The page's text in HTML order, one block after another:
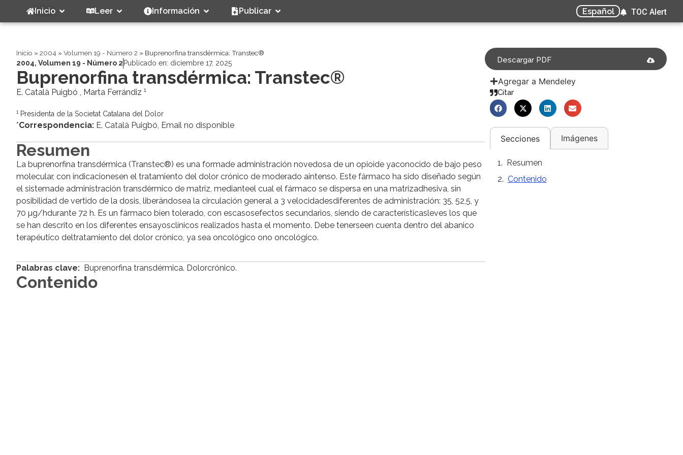
Inicio Leer Información Publicar Español TOC Alert
Inicio »2004 »Volumen 19 - Número 2 » Buprenorfina transdérmica: Transtec®
2004, Volumen 19 - Número 2 Publicado en: diciembre 17, 2025
Buprenorfina transdérmica: Transtec®
E. Català Puigbó , Marta Ferrándiz 1
1Presidenta de la Societat Catalana del Dolor
*Correspondencia: E. Català Puigbó, Email no disponible
Resumen
La buprenorfina transdérmica (Transtec®) es una formade administración novedosa de un opioide yaconocido de bajo peso
molecular, con indicacionesen el tratamiento del dolor crónico de moderado aintenso. Este fármaco ha sido diseñado según
el sistemade administración transdérmico de matriz, medianteel cual el fármaco se dispersa en una matrizadhesiva, sin
posibilidad de vertido de la dosis, liberándosea la circulación general a 3 velocidadesdiferentes de administración: 35, 52,5, y
70 µg/hdurante 72 h. Es un fármaco bien tolerado, con escasosefectos secundarios, siendo de característicasleves los que
se han descrito en los diferentes ensayosclínicos realizados hasta el momento. Debe tenerseen cuenta dentro del abanico
terapéutico deltratamiento del dolor crónico, ya sea oncológico ono oncológico.
Palabras clave: Buprenorfina transdérmica. Dolorcrónico.
Contenido
Descargar PDF
Agregar a Mendeley
Citar
Secciones Imágenes
Resumen
Contenido